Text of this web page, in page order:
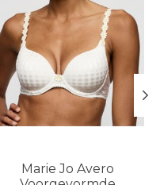
Marie Jo Avero